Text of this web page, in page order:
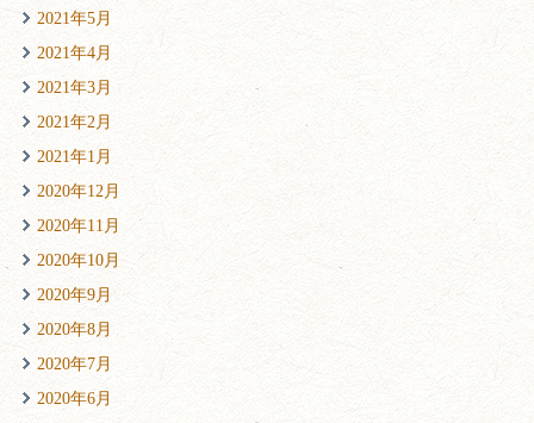
2021年5月
2021年4月
2021年3月
2021年2月
2021年1月
2020年12月
2020年11月
2020年10月
2020年9月
2020年8月
2020年7月
2020年6月